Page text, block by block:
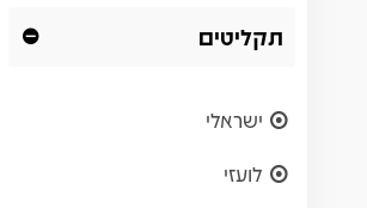
תקליטים
ישראלי
לועזי